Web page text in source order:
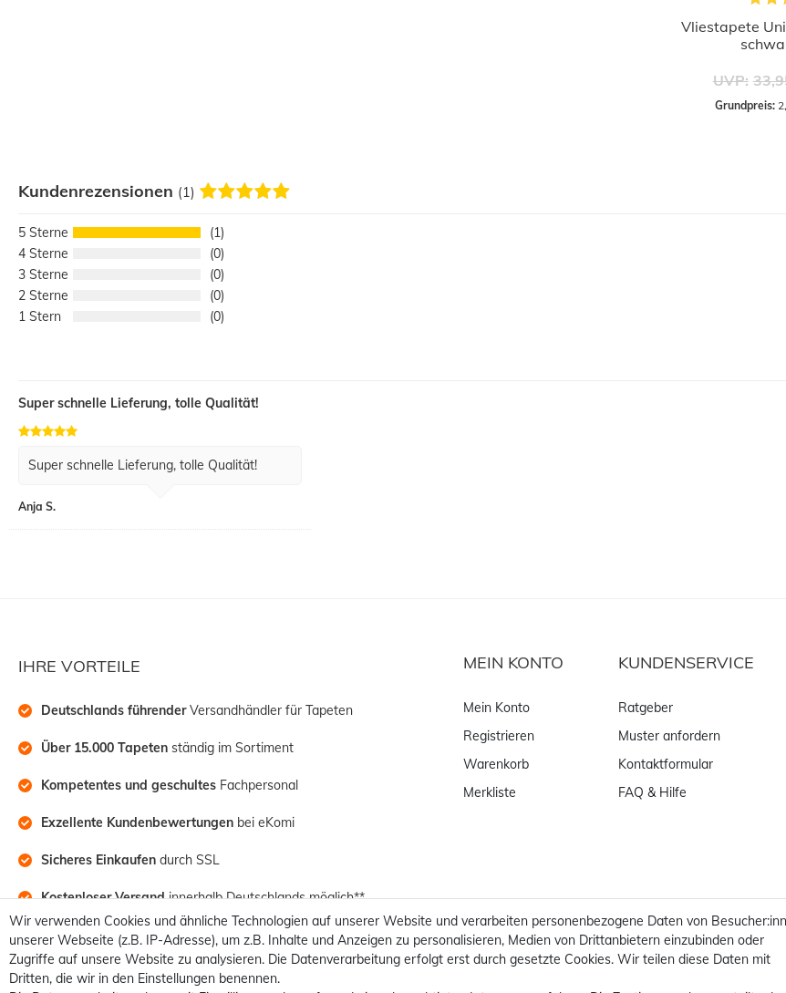
Vliestapete
UVP:
Grundpreis:
Kundenrezensionen (1)
5
1
4
0
3
0
2
0
1
0
Super schnelle Lieferung, tolle Qualität!
Super schnelle Lieferung, tolle Qualität!
Anja S.
IHRE VORTEILE
Deutschlands führender Versandhändler für Tapeten
Über 15.000 Tapeten ständig im Sortiment
Kompetentes und geschultes Fachpersonal
Exzellente Kundenbewertungen bei eKomi
Sicheres Einkaufen durch SSL
Kostenloser Versand innerhalb Deutschlands möglich**
MEIN KONTO
Mein Konto
Registrieren
Warenkorb
Merkliste
KUNDENSERVICE
Ratgeber
Muster anfordern
Kontaktformular
FAQ & Hilfe
Wir verwenden Cookies und ähnliche Technologien auf unserer Website und verarbeiten personenbezogene Daten von
unserer Webseite (z.B. IP-Adresse), um z.B. Inhalte und Anzeigen zu personalisieren, Medien von Drittanbietern einzubinden oder
Zugriffe auf unsere Website zu analysieren. Die Datenverarbeitung erfolgt erst durch gesetzte Cookies. Wir teilen diese Daten mit
Dritten, die wir in den Einstellungen benennen.